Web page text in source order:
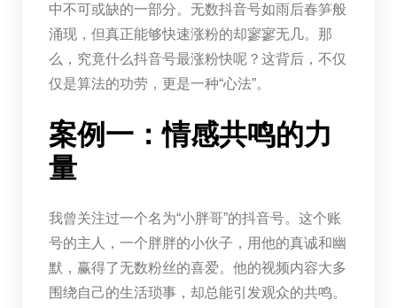
中不可或缺的一部分。无数抖音号如雨后春笋般
涌现，但真正能够快速涨粉的却寥寥无几。那
么，究竟什么抖音号最涨粉快呢？这背后，不仅
仅是算法的功劳，更是一种“心法”。
案例一：情感共鸣的力
量
我曾关注过一个名为“小胖哥”的抖音号。这个账
号的主人，一个胖胖的小伙子，用他的真诚和幽
默，赢得了无数粉丝的喜爱。他的视频内容大多
围绕自己的生活琐事，却总能引发观众的共鸣。